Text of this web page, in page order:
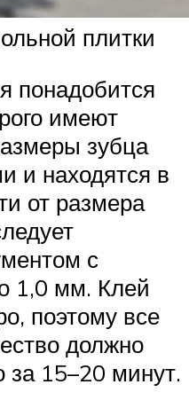
плитки
понадобится
имеют
зубца
и находятся в
от размера
с
1,0 мм. Клей
поэтому все
должно
за 15–20 минут.